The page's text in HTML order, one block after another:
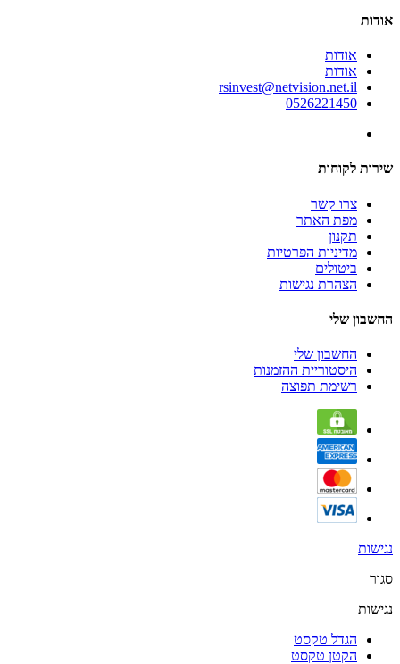
אודות
אודות
אודות
rsinvest@netvision.net.il
0526221450
שירות לקוחות
צרו קשר
מפת האתר
תקנון
מדיניות הפרטיות
ביטולים
הצהרת נגישות
החשבון שלי
החשבון שלי
היסטוריית ההזמנות
רשימת תפוצה
נגישות
סגור
נגישות
הגדל טקסט
הקטן טקסט